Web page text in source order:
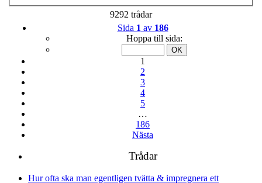
9292 trådar
Sida 1 av 186
Hoppa till sida:
1
2
3
4
5
…
186
Nästa
Trådar
Hur ofta ska man egentligen tvätta & impregnera ett